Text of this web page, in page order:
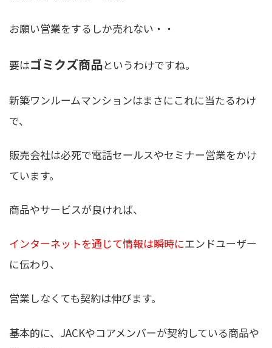
お願い営業をするしか売れない・・
要はゴミクズ商品というわけですね。
新築ワンルームマンションはまさにこれに当たるわけ
で、
販売会社は必死で電話セールスやセミナー営業をかけ
ています。
商品やサービスが良ければ、
インターネットを通じて情報は瞬時にエンドユーザー
に伝わり、
営業しなくても契約は伸びます。
基本的に、JACKやコアメンバーが契約している商品や